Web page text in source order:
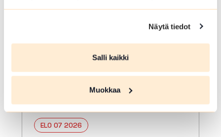
Näytä tiedot
Salli kaikki
Muokkaa
ELO 07 2026